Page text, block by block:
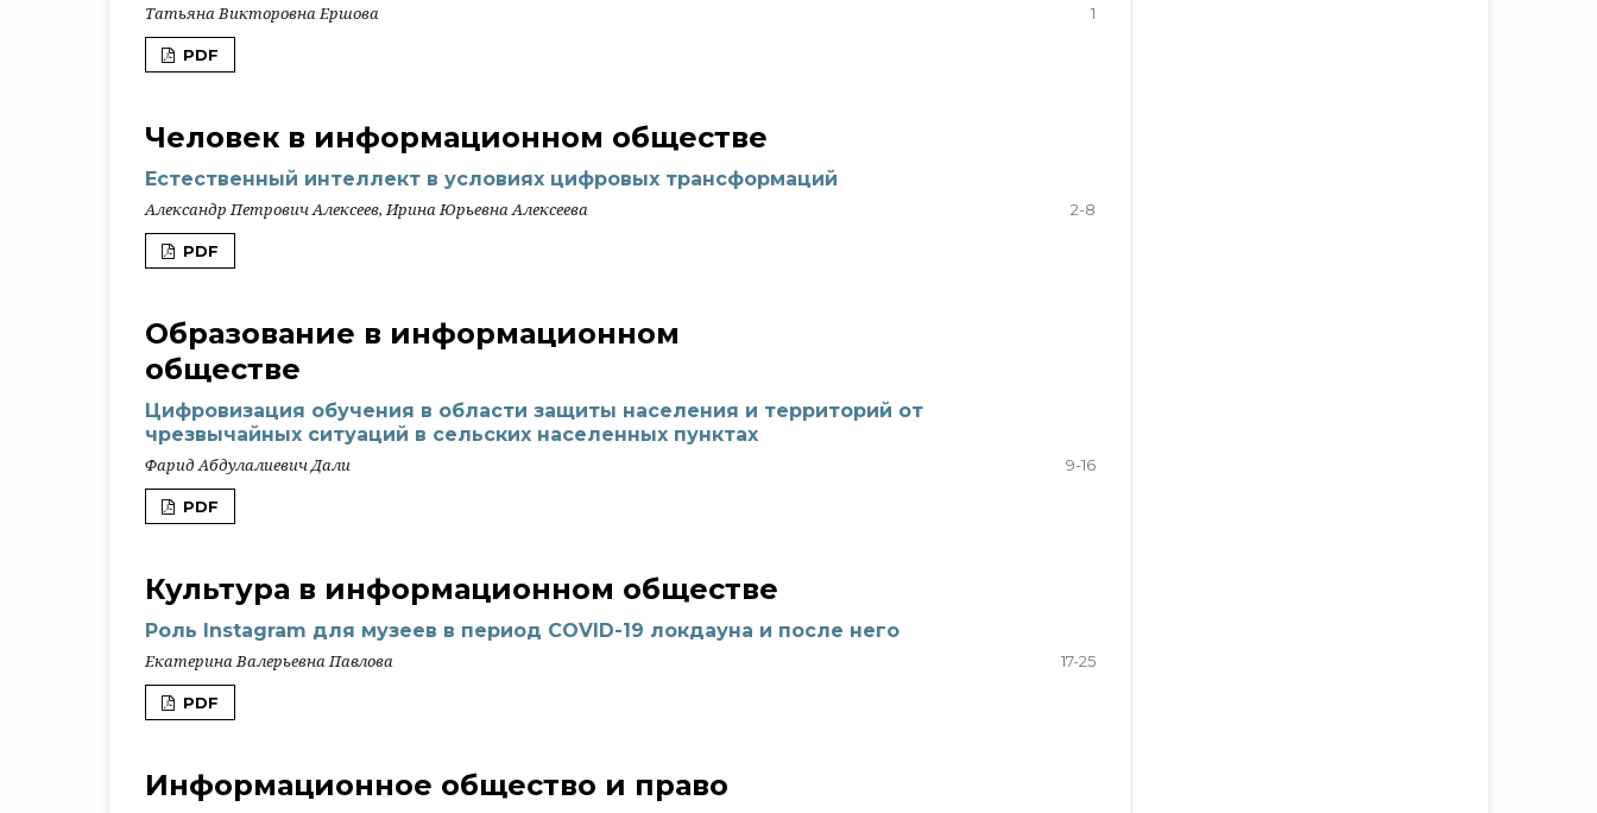
Татьяна Викторовна Ершова 1
PDF
Человек в информационном обществе
Естественный интеллект в условиях цифровых трансформаций
Александр Петрович Алексеев, Ирина Юрьевна Алексеева 2-8
PDF
Образование в информационном
обществе
Цифровизация обучения в области защиты населения и территорий от
чрезвычайных ситуаций в сельских населенных пунктах
Фарид Абдулалиевич Дали 9-16
PDF
Культура в информационном обществе
Роль Instagram для музеев в период COVID-19 локдауна и после него
Екатерина Валерьевна Павлова 17-25
PDF
Информационное общество и право